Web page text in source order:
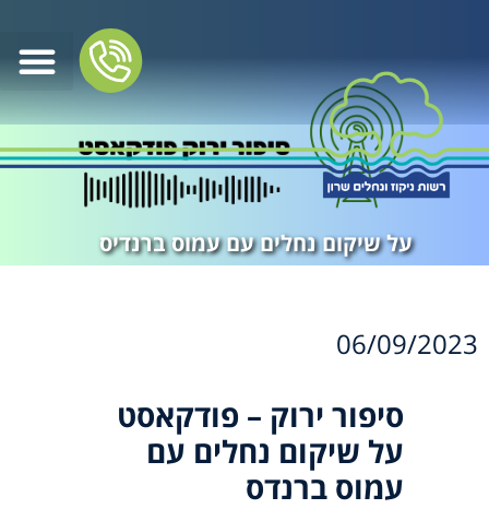
על שיקום נחלים עם עמוס ברנדיס
06/09/2023
סיפור ירוק – פודקאסט
על שיקום נחלים עם
עמוס ברנדס